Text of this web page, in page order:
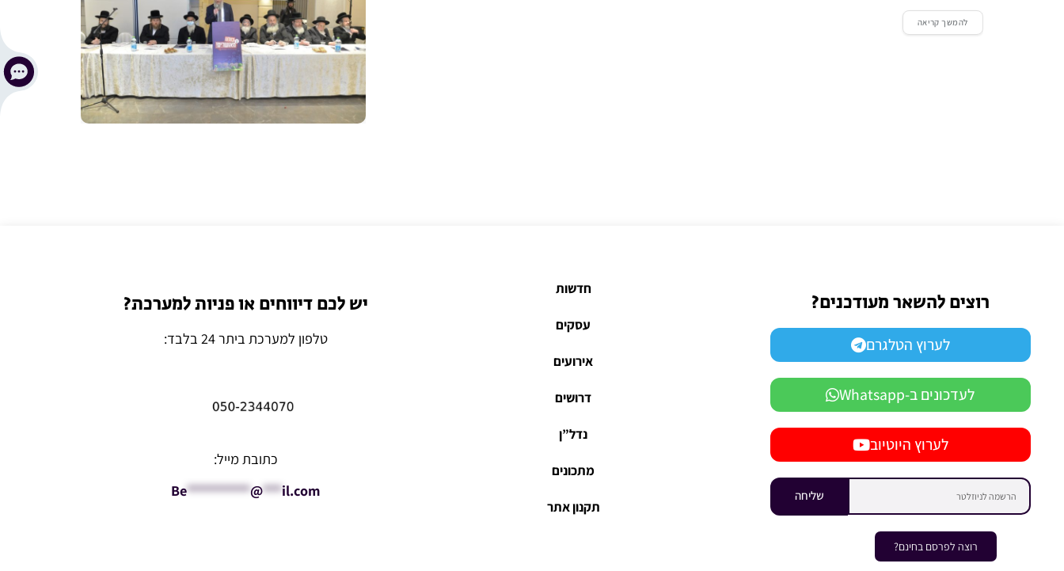
להמשך קריאה
רוצה לפרסם בחינם?
רוצים להשאר מעודכנים?
לערוץ הטלגרם
לעדכונים ב-Whatsapp
לערוץ היוטיוב
שליחה
חדשות
עסקים
אירועים
דרושים
נדל”ן
מתכונים
תקנון אתר
יש לכם דיווחים או פניות למערכת?
טלפון למערכת ביתר 24 בלבד:
כתובת מייל:
Be**********@***il.com